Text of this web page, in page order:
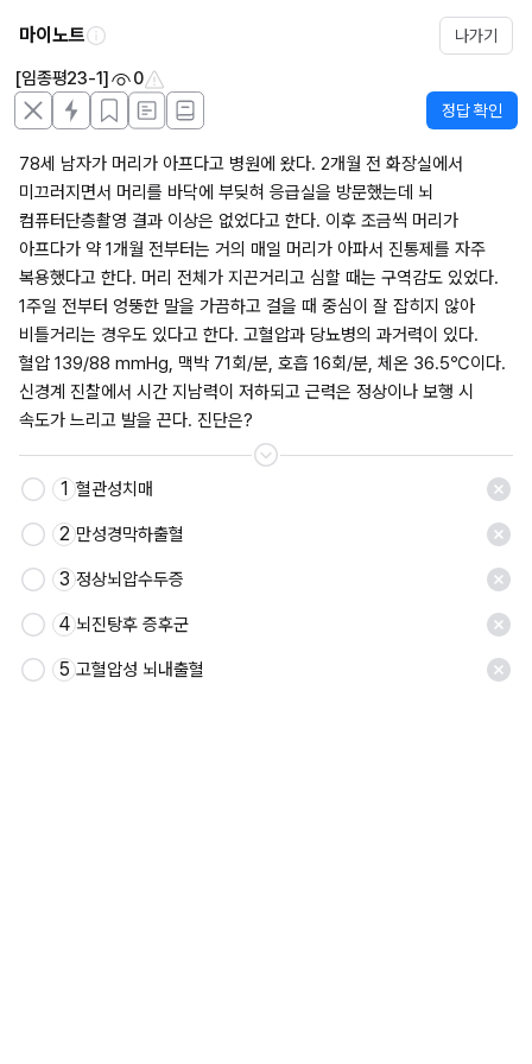
마이노트 나가기
[임종평23-1] 0
정답 확인
78세 남자가 머리가 아프다고 병원에 왔다. 2개월 전 화장실에서
미끄러지면서 머리를 바닥에 부딪혀 응급실을 방문했는데 뇌
컴퓨터단층촬영 결과 이상은 없었다고 한다. 이후 조금씩 머리가
아프다가 약 1개월 전부터는 거의 매일 머리가 아파서 진통제를 자주
복용했다고 한다. 머리 전체가 지끈거리고 심할 때는 구역감도 있었다.
1주일 전부터 엉뚱한 말을 가끔하고 걸을 때 중심이 잘 잡히지 않아
비틀거리는 경우도 있다고 한다. 고혈압과 당뇨병의 과거력이 있다.
혈압 139/88 mmHg, 맥박 71회/분, 호흡 16회/분, 체온 36.5℃이다.
신경계 진찰에서 시간 지남력이 저하되고 근력은 정상이나 보행 시
속도가 느리고 발을 끈다. 진단은?
1 혈관성치매
2 만성경막하출혈
3 정상뇌압수두증
4 뇌진탕후 증후군
5 고혈압성 뇌내출혈